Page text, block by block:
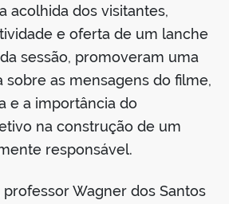
acolhida dos visitantes,
e oferta de um lanche
sessão, promoveram uma
sobre as mensagens do filme,
e a importância do
na construção de um
responsável.
Wagner dos Santos